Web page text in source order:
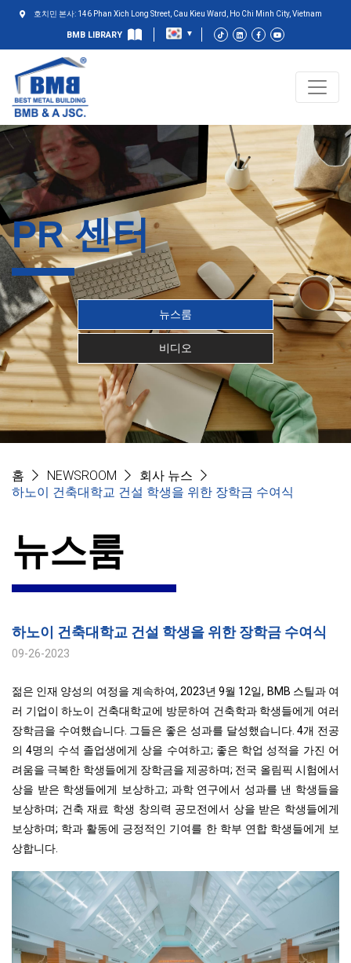
호치민 본사: 146 Phan Xich Long Street, Cau Kieu Ward, Ho Chi Minh City, Vietnam
BMB LIBRARY
PR 센터
뉴스룸
비디오
홈 NEWSROOM
회사 뉴스
하노이 건축대학교 건설 학생을 위한 장학금 수여식
뉴스룸
하노이 건축대학교 건설 학생을 위한 장학금 수여식
09-26-2023
젊은 인재 양성의 여정을 계속하여, 2023년 9월 12일, BMB 스틸과 여
러 기업이 하노이 건축대학교에 방문하여 건축학과 학생들에게 여러
장학금을 수여했습니다. 그들은 좋은 성과를 달성했습니다. 4개 전공
의 4명의 수석 졸업생에게 상을 수여하고; 좋은 학업 성적을 가진 어
려움을 극복한 학생들에게 장학금을 제공하며; 전국 올림픽 시험에서
상을 받은 학생들에게 보상하고; 과학 연구에서 성과를 낸 학생들을
보상하며; 건축 재료 학생 창의력 공모전에서 상을 받은 학생들에게
보상하며; 학과 활동에 긍정적인 기여를 한 학부 연합 학생들에게 보
상합니다.